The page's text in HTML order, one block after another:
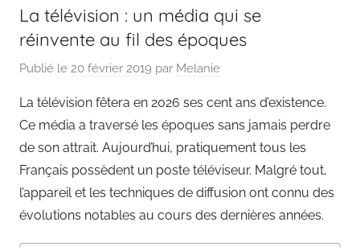
La télévision : un média qui se
réinvente au fil des époques
Publié le 20 février 2019 par Melanie
La télévision fêtera en 2026 ses cent ans d’existence.
Ce média a traversé les époques sans jamais perdre
de son attrait. Aujourd’hui, pratiquement tous les
Français possèdent un poste téléviseur. Malgré tout,
l’appareil et les techniques de diffusion ont connu des
évolutions notables au cours des dernières années.